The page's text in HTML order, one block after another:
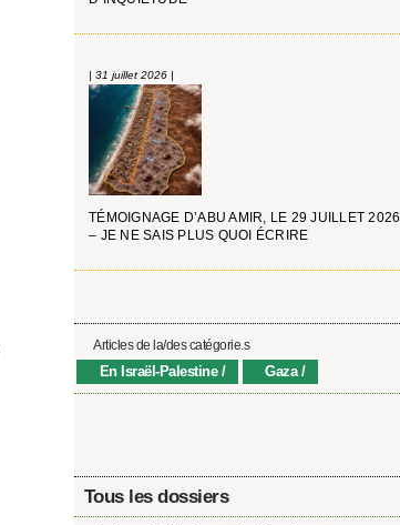
| 31 juillet 2026 |
TÉMOIGNAGE D’ABU AMIR, LE 29 JUILLET 2026
– JE NE SAIS PLUS QUOI ÉCRIRE
Articles de la/des catégorie.s
En Israël-Palestine Gaza
Tous les dossiers